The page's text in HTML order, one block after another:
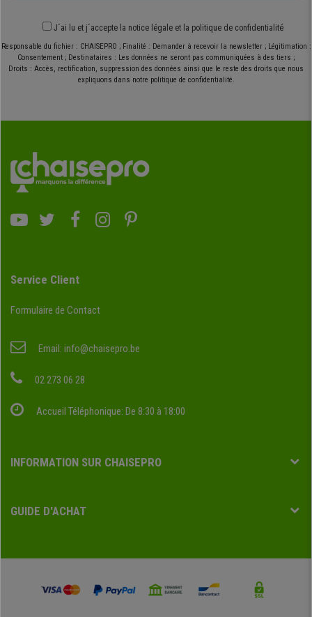
J´ai lu et j´accepte la notice légale et la politique de confidentialité
Responsable du fichier : CHAISEPRO ; Finalité : Demander à recevoir la newsletter ; Légitimation :
Consentement ; Destinataires : Les données ne seront pas communiquées à des tiers ;
Droits : Accès, rectification, suppression des données ainsi que le reste des droits que nous
expliquons dans notre politique de confidentialité.
Service Client
Formulaire de Contact
Email: info@chaisepro.be
02 273 06 28
Accueil Téléphonique: De 8:30 à 18:00
INFORMATION SUR CHAISEPRO
GUIDE D'ACHAT